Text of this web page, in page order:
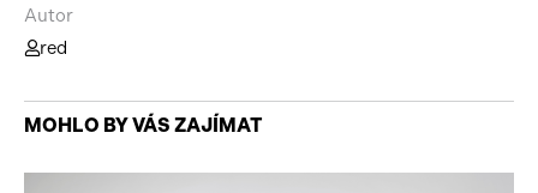
Autor
red
MOHLO BY VÁS ZAJÍMAT